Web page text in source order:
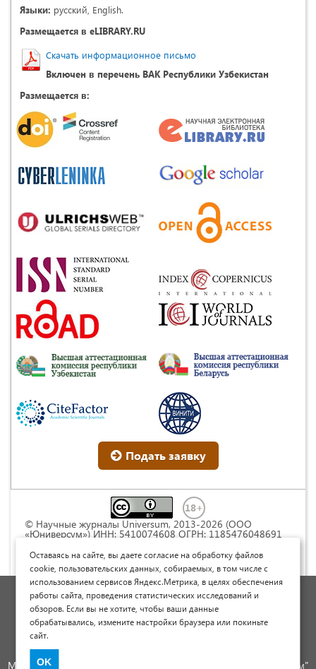
Языки: русский, English.
Размещается в eLIBRARY.RU
Скачать информационное письмо
Включен в перечень ВАК Республики Узбекистан
Размещается в:
Подать заявку
© Научные журналы Universum, 2013-2026 (ООО
«Юниверсум») ИНН: 5410074608 ОГРН: 1185476048691
Commons « Attribution» («Атрибуция») 4.0
Непортированная
Политика обработки персональных данных
Договор оферты
Опубликовать научную статью
Международный научно-исследовательский журнал "Юниверсум"
Оставаясь на сайте, вы даете согласие на обработку файлов
cookie, пользовательских данных, собираемых, в том числе с
использованием сервисов Яндекс.Метрика, в целях обеспечения
работы сайта, проведения статистических исследований и
обзоров. Если вы не хотите, чтобы ваши данные
обрабатывались, измените настройки браузера или покиньте
сайт.
OK